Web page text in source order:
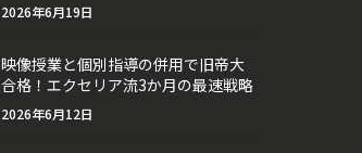
2026年6月19日
映像授業と個別指導の併用で旧帝大
合格！エクセリア流3か月の最速戦略
2026年6月12日